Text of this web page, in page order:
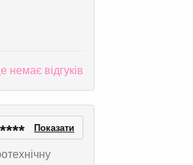
немає відгуків
**** Показати